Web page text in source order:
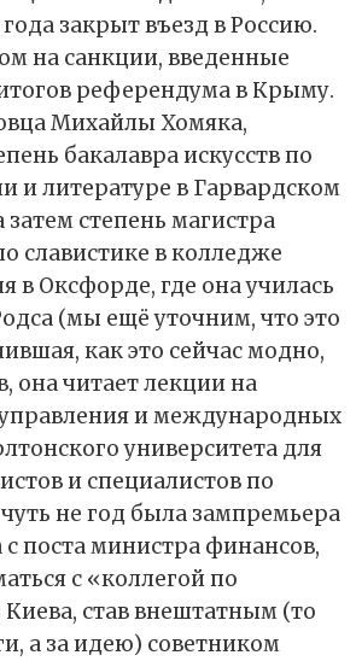
закрыт въезд в Россию.
на санкции, введенные
референдума в Крыму.
Михайлы Хомяка,
бакалавра искусств по
и литературе в Гарвардском
затем степень магистра
славистике в колледже
в Оксфорде, где она училась
(мы ещё уточним, что это
как это сейчас модно,
она читает лекции на
и международных
университета для
и специалистов по
не год была зампремьера
поста министра финансов,
с «коллегой по
став внештатным (то
а за идею) советником